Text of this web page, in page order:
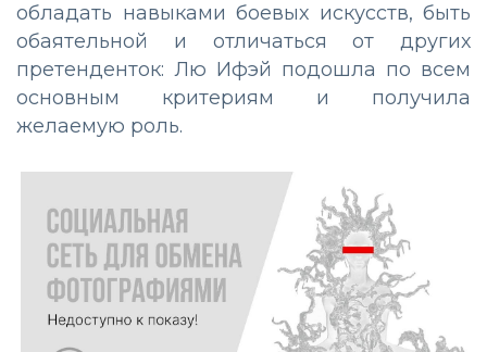
обладать навыками боевых искусств, быть
обаятельной и отличаться от других
претенденток: Лю Ифэй подошла по всем
основным критериям и получила
желаемую роль.